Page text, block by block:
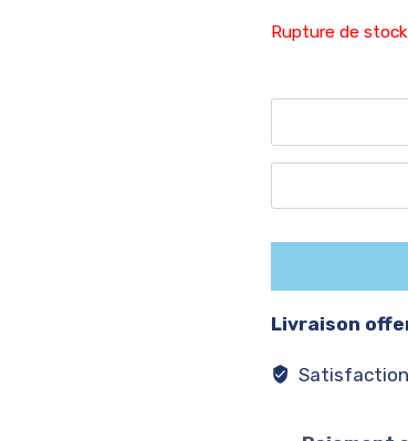
Rupture de stock
Livraison